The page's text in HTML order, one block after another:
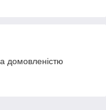
домовленістю